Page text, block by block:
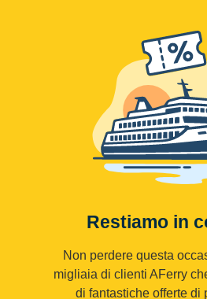
Restiamo in
Non perdere questa
migliaia di clienti AFerry
di fantastiche offerte di